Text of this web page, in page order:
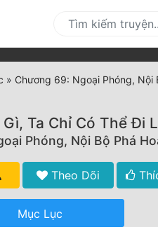
» Chương 69: Ngoại Phóng, Nội
Ta Chỉ Có Thể Đi
Phóng, Nội Bộ Phá
Theo Dõi
Mục Lục